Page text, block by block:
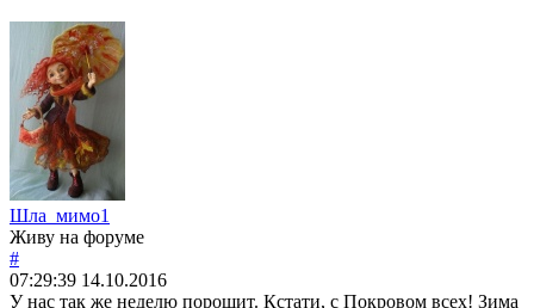
Шла_мимо1
Живу на форуме
#
07:29:39 14.10.2016
У нас так же неделю порошит. Кстати, с Покровом всех! Зима